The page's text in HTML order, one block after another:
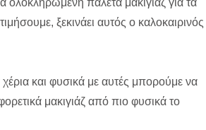
ολοκληρωμένη παλέτα μακιγιάζ για τα
ξεκινάει αυτός ο καλοκαιρινός
και φυσικά με αυτές μπορούμε να
μακιγιάζ από πιο φυσικά το